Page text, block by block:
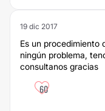
19 dic 2017
Es un procedimiento
ningún problema,
consultanos gracias
60